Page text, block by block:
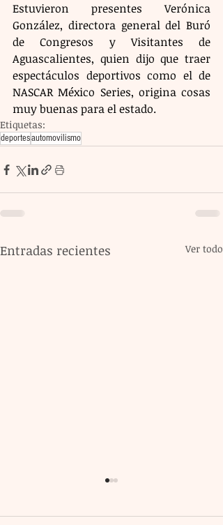
Estuvieron presentes Verónica
González, directora general del Buró
de Congresos y Visitantes de
Aguascalientes, quien dijo que traer
espectáculos deportivos como el de
NASCAR México Series, origina cosas
muy buenas para el estado.
Etiquetas:
deportesautomovilismo
Entradas recientes Ver todo